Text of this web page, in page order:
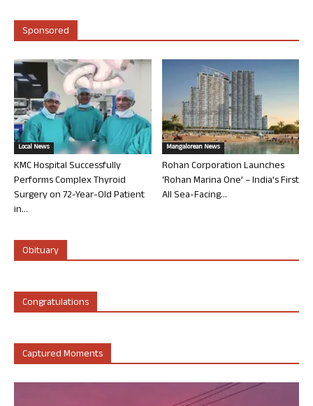
Sponsored
Local News
KMC Hospital Successfully
Performs Complex Thyroid
Surgery on 72-Year-Old Patient
in...
Mangalorean News
Rohan Corporation Launches
‘Rohan Marina One’ – India’s First
All Sea-Facing...
Obituary
Congratulations
Captured Moments